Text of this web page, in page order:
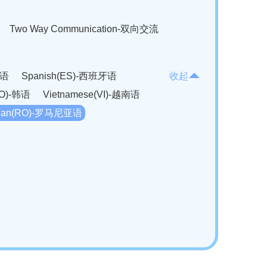
Two Way Communication-双向交流
Spanish(ES)-西班牙语
韩语
Vietnamese(VI)-越南语
罗马尼亚语
收起